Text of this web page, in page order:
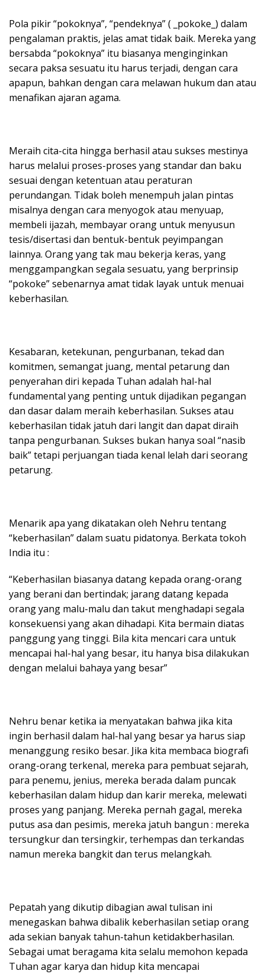
Pola pikir “pokoknya”, “pendeknya” ( _pokoke_) dalam
pengalaman praktis, jelas amat tidak baik. Mereka yang
bersabda “pokoknya” itu biasanya menginginkan
secara paksa sesuatu itu harus terjadi, dengan cara
apapun, bahkan dengan cara melawan hukum dan atau
menafikan ajaran agama.
Meraih cita-cita hingga berhasil atau sukses mestinya
harus melalui proses-proses yang standar dan baku
sesuai dengan ketentuan atau peraturan
perundangan. Tidak boleh menempuh jalan pintas
misalnya dengan cara menyogok atau menyuap,
membeli ijazah, membayar orang untuk menyusun
tesis/disertasi dan bentuk-bentuk peyimpangan
lainnya. Orang yang tak mau bekerja keras, yang
menggampangkan segala sesuatu, yang berprinsip
“pokoke” sebenarnya amat tidak layak untuk menuai
keberhasilan.
Kesabaran, ketekunan, pengurbanan, tekad dan
komitmen, semangat juang, mental petarung dan
penyerahan diri kepada Tuhan adalah hal-hal
fundamental yang penting untuk dijadikan pegangan
dan dasar dalam meraih keberhasilan. Sukses atau
keberhasilan tidak jatuh dari langit dan dapat diraih
tanpa pengurbanan. Sukses bukan hanya soal “nasib
baik” tetapi perjuangan tiada kenal lelah dari seorang
petarung.
Menarik apa yang dikatakan oleh Nehru tentang
“keberhasilan” dalam suatu pidatonya. Berkata tokoh
India itu :
“Keberhasilan biasanya datang kepada orang-orang
yang berani dan bertindak; jarang datang kepada
orang yang malu-malu dan takut menghadapi segala
konsekuensi yang akan dihadapi. Kita bermain diatas
panggung yang tinggi. Bila kita mencari cara untuk
mencapai hal-hal yang besar, itu hanya bisa dilakukan
dengan melalui bahaya yang besar”
Nehru benar ketika ia menyatakan bahwa jika kita
ingin berhasil dalam hal-hal yang besar ya harus siap
menanggung resiko besar. Jika kita membaca biografi
orang-orang terkenal, mereka para pembuat sejarah,
para penemu, jenius, mereka berada dalam puncak
keberhasilan dalam hidup dan karir mereka, melewati
proses yang panjang. Mereka pernah gagal, mereka
putus asa dan pesimis, mereka jatuh bangun : mereka
tersungkur dan tersingkir, terhempas dan terkandas
namun mereka bangkit dan terus melangkah.
Pepatah yang dikutip dibagian awal tulisan ini
menegaskan bahwa dibalik keberhasilan setiap orang
ada sekian banyak tahun-tahun ketidakberhasilan.
Sebagai umat beragama kita selalu memohon kepada
Tuhan agar karya dan hidup kita mencapai